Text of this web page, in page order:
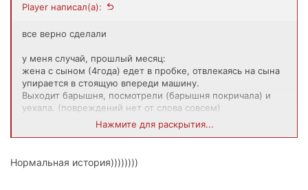
Player написал(а):
все верно сделали
у меня случай, прошлый месяц:
жена с сыном (4года) едет в пробке, отвлекаясь на сына
упирается в стоящую впереди машину.
Выходит барышня, посмотрели (барышня покричала) и
уехала. (повреждений нет от слова совсем)
На сл. день мне на телефон звонит Инспектор ДПС
(машина на меня) и сообщает что эта барышня потом
Муж ее извинялся перед судом, а это с.ка верещала, что
мы и рамку номерную успели поменять...
Нажмите для раскрытия...
Нормальная история))))))))